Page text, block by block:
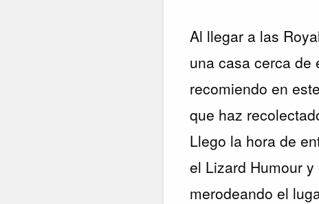
Al llegar a las
una casa cerca de
recomiendo en
que haz
Llego la hora de
el Lizard Humour
merodeando el